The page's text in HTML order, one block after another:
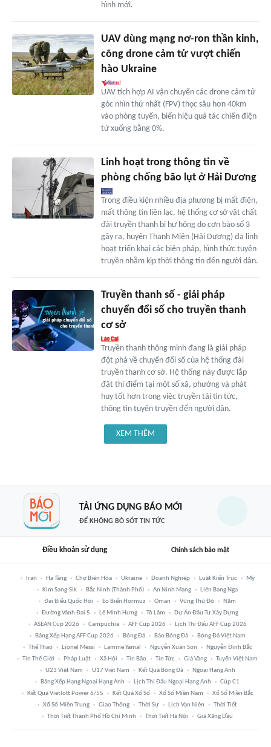
hình mới.
UAV dùng mạng nơ-ron thần kinh,
cõng drone cảm tử vượt chiến
hào Ukraine
UAV tích hợp AI vận chuyển các drone cảm tử
góc nhìn thứ nhất (FPV) thọc sâu hơn 40km
vào phòng tuyến, biến hiệu quả tác chiến điện
tử xuống bằng 0%.
Linh hoạt trong thông tin về
phòng chống bão lụt ở Hải Dương
Trong điều kiện nhiều địa phương bị mất điện,
mất thông tin liên lạc, hệ thống cơ sở vật chất
đài truyền thanh bị hư hỏng do cơn bão số 3
gây ra, huyện Thanh Miện (Hải Dương) đã linh
hoạt triển khai các biện pháp, hình thức tuyên
truyền nhằm kịp thời thông tin đến người dân.
Truyền thanh số - giải pháp
chuyển đổi số cho truyền thanh
cơ sở
Truyền thanh thông minh đang là giải pháp
đột phá về chuyển đổi số của hệ thống đài
truyền thanh cơ sở. Hệ thống này được lắp
đặt thí điểm tại một số xã, phường và phát
huy tốt hơn trong việc truyền tải tin tức,
thông tin tuyên truyền đến người dân.
XEM THÊM
TẢI ỨNG DỤNG BÁO MỚI
ĐỂ KHÔNG BỎ SÓT TIN TỨC
Điều khoản sử dụng Chính sách bảo mật
Iran Hạ Tầng Chợ Biên Hòa Ukraine Doanh Nghiệp Luật Kiến Trúc
Mỹ
Kim Sang-Sik
Bắc Ninh (thành Phố) An Ninh Mạng
Liên Bang Nga
Đại Biểu Quốc Hội
Eo Biển Hormuz Oman Vùng Thủ Đô
Năm
Đường Vành Đai 5
Lê Minh Hưng Tô Lâm
Dự Án Đầu Tư Xây Dựng
ASEAN Cup 2026
Campuchia AFF Cup 2026
Lịch Thi Đấu AFF Cup 2026
Bảng Xếp Hạng AFF Cup 2026
Bóng Đá Báo Bóng Đá
Bóng Đá Việt Nam
Thể Thao
Lionel Messi Lamine Yamal Nguyễn Xuân Son
Nguyễn Đình Bắc
Tin Thế Giới
Pháp Luật Xã Hội Tin Bão Tin Tức Giá Vàng
Tuyển Việt Nam
U23 Việt Nam
U17 Việt Nam Kết Quả Bóng Đá
Ngoại Hạng Anh
Bảng Xếp Hạng Ngoại Hạng Anh
Lịch Thi Đấu Ngoại Hạng Anh
Cúp C1
Kết Quả Vietlott Power 6/55
Kết Quả Xổ Số Xổ Số Miền Nam
Xổ Số Miền Bắc
Xổ Số Miền Trung
Giao Thông Thời Sự Lịch Vạn Niên
Thời Tiết
Thời Tiết Thành Phố Hồ Chí Minh
Thời Tiết Hà Nội Giá Xăng Dầu